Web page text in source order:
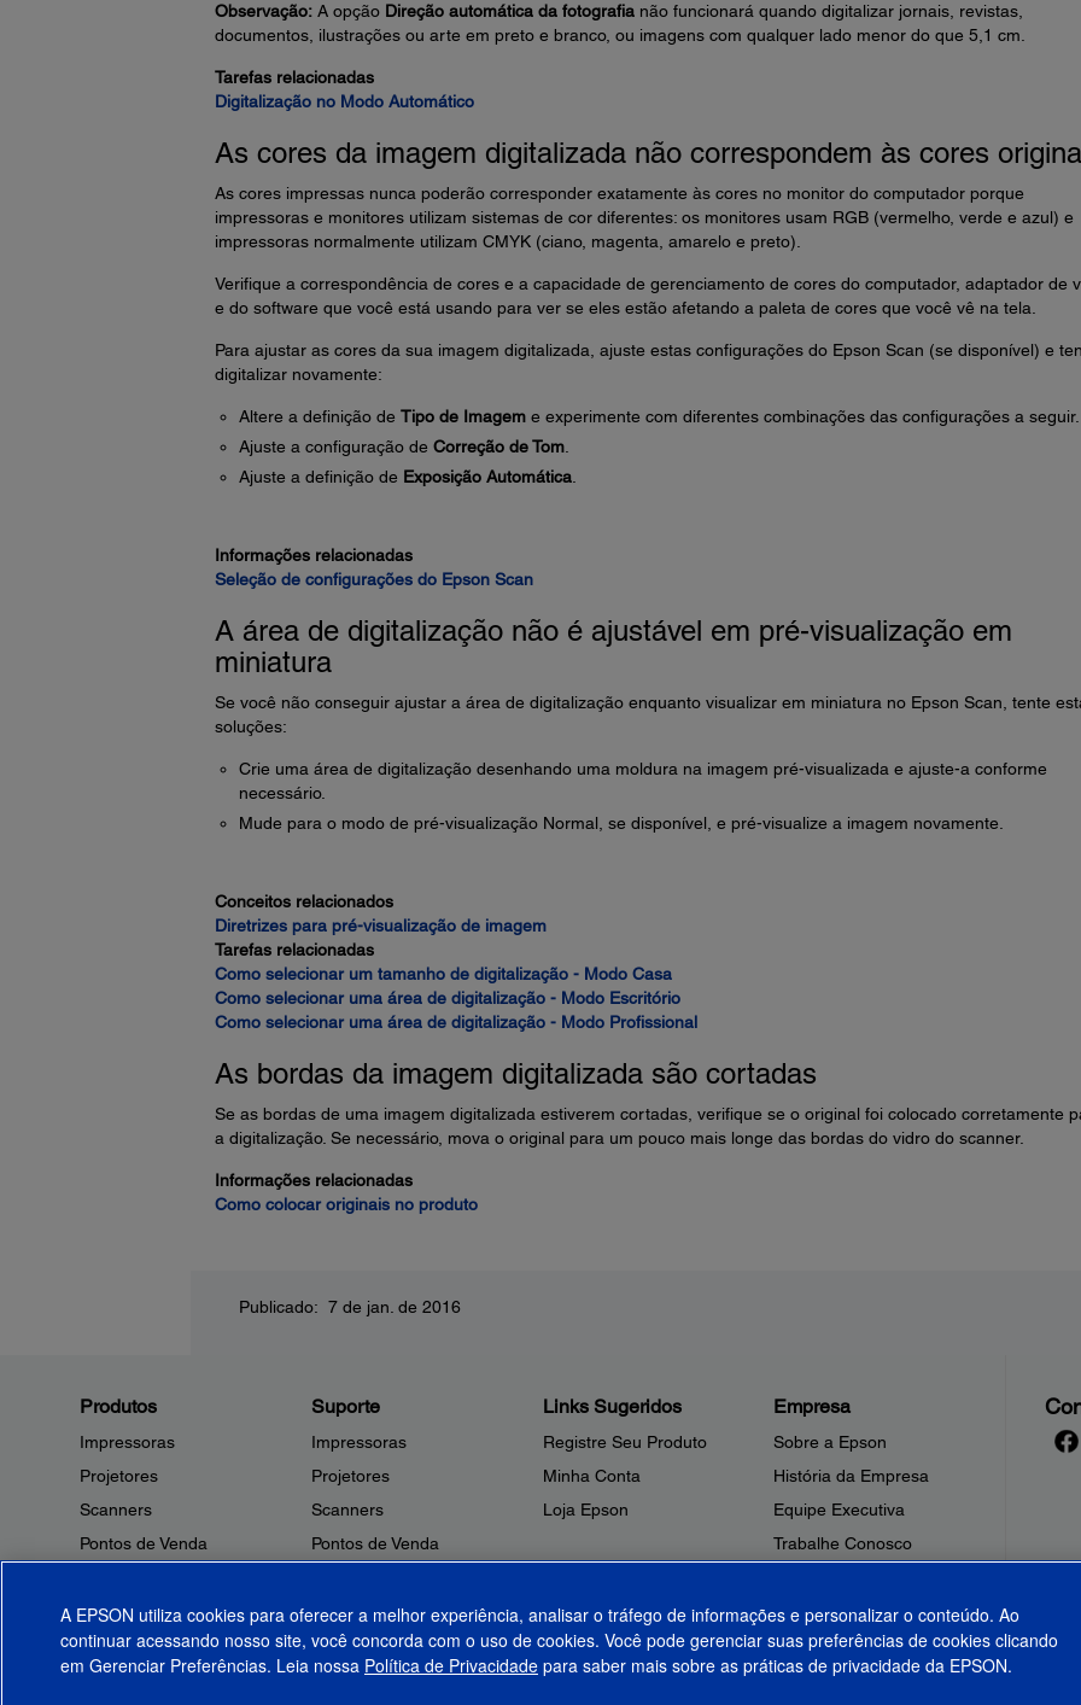
Observação:A opção Direção automática da fotografianão funcionará quando digitalizar jornais, revistas,
documentos, ilustrações ou arte em preto e branco, ou imagens com qualquer lado menor do que 5,1 cm.
Tarefas relacionadas
Digitalização no Modo Automático
As cores da imagem digitalizada não correspondem às cores
As cores impressas nunca poderão corresponder exatamente às cores no monitor do computador porque
impressoras e monitores utilizam sistemas de cor diferentes: os monitores usam RGB (vermelho, verde e azul) e
impressoras normalmente utilizam CMYK (ciano, magenta, amarelo e preto).
Verifique a correspondência de cores e a capacidade de gerenciamento de cores do computador, adaptador de
e do software que você está usando para ver se eles estão afetando a paleta de cores que você vê na tela.
Para ajustar as cores da sua imagem digitalizada, ajuste estas configurações do Epson Scan (se disponível) e
digitalizar novamente:
Altere a definição de Tipo de Imageme experimente com diferentes combinações das configurações a seguir.
Ajuste a configuração de Correção de Tom.
Ajuste a definição de Exposição Automática.
Informações relacionadas
Seleção de configurações do Epson Scan
A área de digitalização não é ajustável em pré-visualização em
miniatura
Se você não conseguir ajustar a área de digitalização enquanto visualizar em miniatura no Epson Scan, tente
soluções:
Crie uma área de digitalização desenhando uma moldura na imagem pré-visualizada e ajuste-a conforme
necessário.
Mude para o modo de pré-visualização Normal, se disponível, e pré-visualize a imagem novamente.
Conceitos relacionados
Diretrizes para pré-visualização de imagem
Tarefas relacionadas
Como selecionar um tamanho de digitalização - Modo Casa
Como selecionar uma área de digitalização - Modo Escritório
Como selecionar uma área de digitalização - Modo Profissional
As bordas da imagem digitalizada são cortadas
Se as bordas de uma imagem digitalizada estiverem cortadas, verifique se o original foi colocado corretamente
a digitalização. Se necessário, mova o original para um pouco mais longe das bordas do vidro do scanner.
Informações relacionadas
Como colocar originais no produto
Publicado: 7 de jan. de 2016
Produtos
Impressoras
Projetores
Scanners
Pontos de Venda
Microdispositivos
Tintas
Papel
Suporte
Impressoras
Projetores
Scanners
Pontos de Venda
Outros Produtos
Notificações de Segurança
Links Sugeridos
Registre Seu Produto
Minha Conta
Loja Epson
Empresa
Sobre a Epson
História da Empresa
Equipe Executiva
Trabalhe Conosco
Fale Conosco
Shakira + Epson
A EPSON utiliza cookies para oferecer a melhor experiência, analisar o tráfego de informações e personalizar o conteúdo. Ao
continuar acessando nosso site, você concorda com o uso de cookies. Você pode gerenciar suas preferências de cookies clicando
em Gerenciar Preferências. Leia nossa Política de Privacidade para saber mais sobre as práticas de privacidade da EPSON.